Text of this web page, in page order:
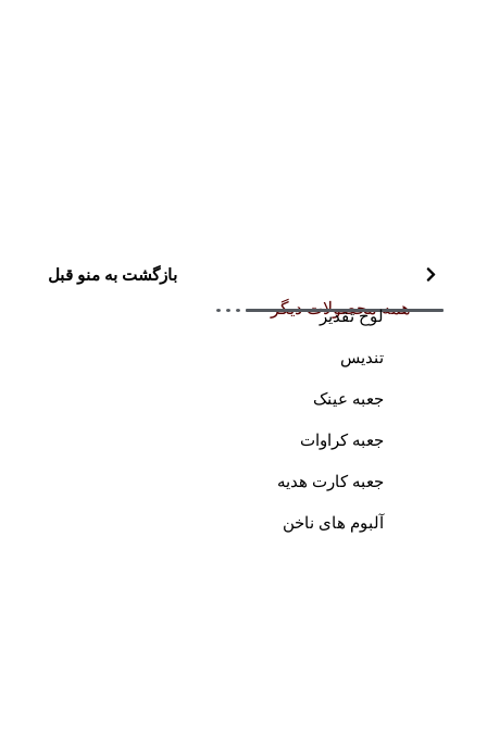
بازگشت به منو قبل
همه محصولات دیگر
لوح تقدیر
تندیس
جعبه عینک
جعبه کراوات
جعبه کارت هدیه
آلبوم های ناخن